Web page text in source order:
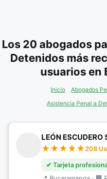
Los 20 abogados
Detenidos más
usuarios en
Inicio
Abogados
Asistencia Penal a
LEÓN ESCUDERO
208
✔ Tarjeta